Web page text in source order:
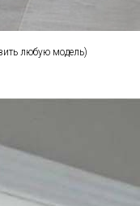
любую модель)